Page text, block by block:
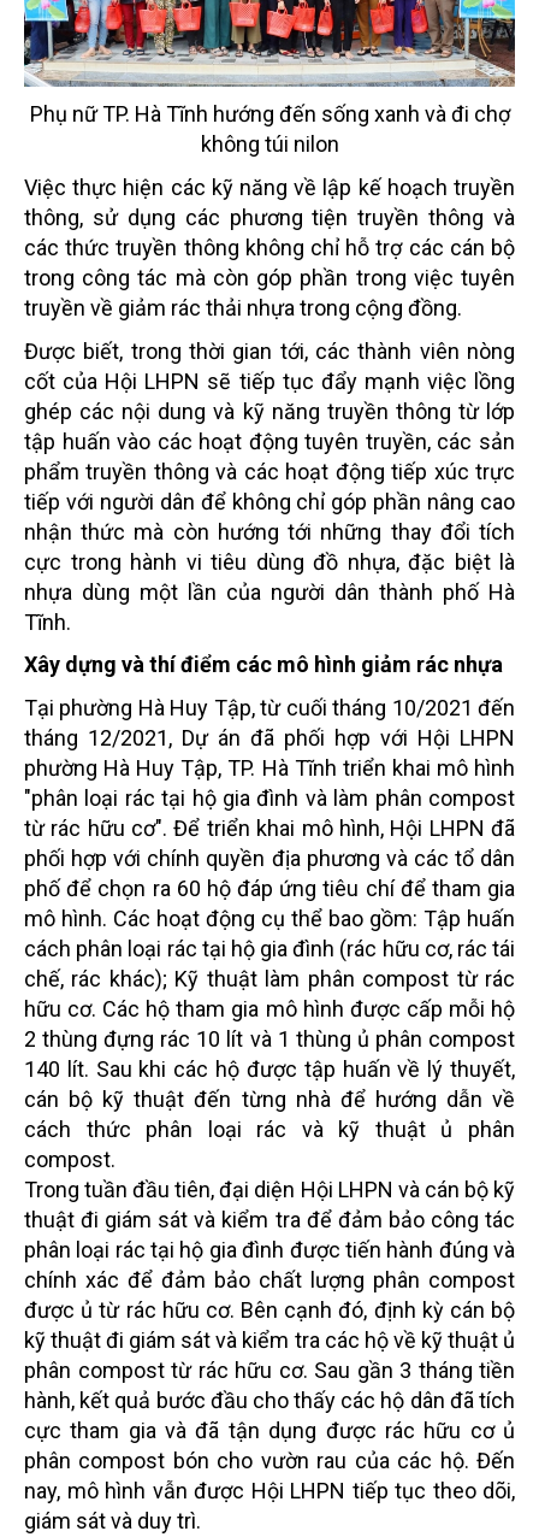
Phụ nữ TP. Hà Tĩnh hướng đến sống xanh và đi chợ
không túi nilon
Việc thực hiện các kỹ năng về lập kế hoạch truyền
thông, sử dụng các phương tiện truyền thông và
các thức truyền thông không chỉ hỗ trợ các cán bộ
trong công tác mà còn góp phần trong việc tuyên
truyền về giảm rác thải nhựa trong cộng đồng.
Được biết, trong thời gian tới, các thành viên nòng
cốt của Hội LHPN sẽ tiếp tục đẩy mạnh việc lồng
ghép các nội dung và kỹ năng truyền thông từ lớp
tập huấn vào các hoạt động tuyên truyền, các sản
phẩm truyền thông và các hoạt động tiếp xúc trực
tiếp với người dân để không chỉ góp phần nâng cao
nhận thức mà còn hướng tới những thay đổi tích
cực trong hành vi tiêu dùng đồ nhựa, đặc biệt là
nhựa dùng một lần của người dân thành phố Hà
Tĩnh.
Xây dựng và thí điểm các mô hình giảm rác nhựa
Tại phường Hà Huy Tập, từ cuối tháng 10/2021 đến
tháng 12/2021, Dự án đã phối hợp với Hội LHPN
phường Hà Huy Tập, TP. Hà Tĩnh triển khai mô hình
"phân loại rác tại hộ gia đình và làm phân compost
từ rác hữu cơ". Để triển khai mô hình, Hội LHPN đã
phối hợp với chính quyền địa phương và các tổ dân
phố để chọn ra 60 hộ đáp ứng tiêu chí để tham gia
mô hình. Các hoạt động cụ thể bao gồm: Tập huấn
cách phân loại rác tại hộ gia đình (rác hữu cơ, rác tái
chế, rác khác); Kỹ thuật làm phân compost từ rác
hữu cơ. Các hộ tham gia mô hình được cấp mỗi hộ
2 thùng đựng rác 10 lít và 1 thùng ủ phân compost
140 lít. Sau khi các hộ được tập huấn về lý thuyết,
cán bộ kỹ thuật đến từng nhà để hướng dẫn về
cách thức phân loại rác và kỹ thuật ủ phân
compost.
Trong tuần đầu tiên, đại diện Hội LHPN và cán bộ kỹ
thuật đi giám sát và kiểm tra để đảm bảo công tác
phân loại rác tại hộ gia đình được tiến hành đúng và
chính xác để đảm bảo chất lượng phân compost
được ủ từ rác hữu cơ. Bên cạnh đó, định kỳ cán bộ
kỹ thuật đi giám sát và kiểm tra các hộ về kỹ thuật ủ
phân compost từ rác hữu cơ. Sau gần 3 tháng tiền
hành, kết quả bước đầu cho thấy các hộ dân đã tích
cực tham gia và đã tận dụng được rác hữu cơ ủ
phân compost bón cho vườn rau của các hộ. Đến
nay, mô hình vẫn được Hội LHPN tiếp tục theo dõi,
giám sát và duy trì.